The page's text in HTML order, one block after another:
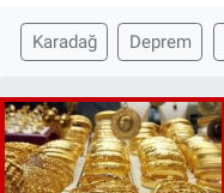
Karadağ Deprem